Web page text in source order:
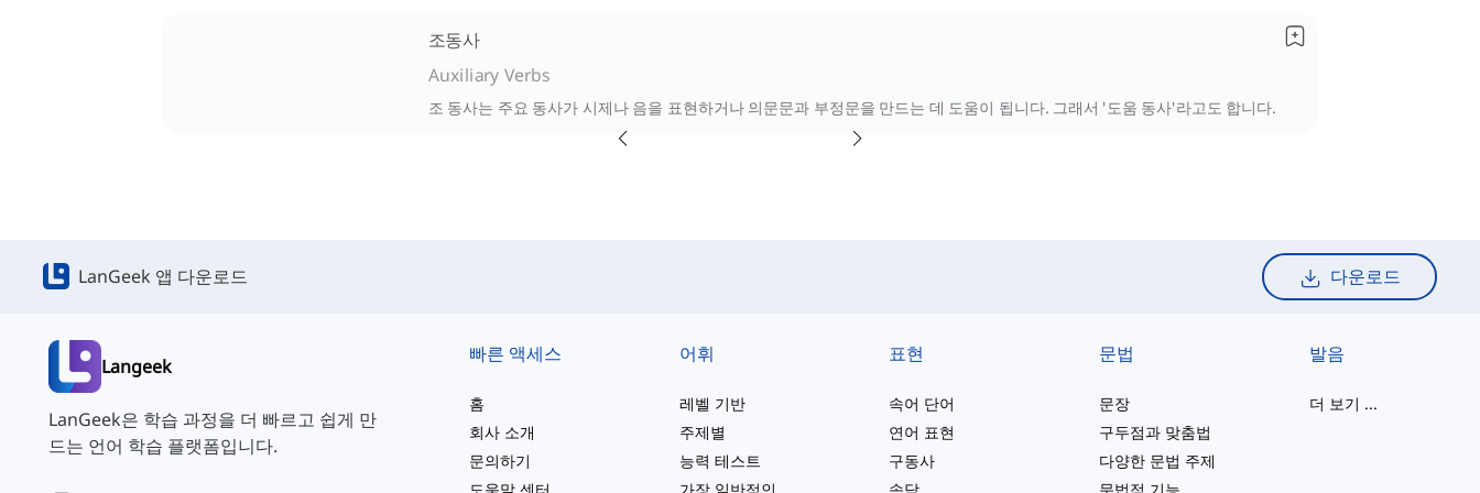
조동사
Auxiliary Verbs
조 동사는 주요 동사가 시제나 음을 표현하거나 의문문과 부정문을 만드는 데 도움이 됩니다. 그래서 '도움 동사'라고도 합니다.
LanGeek 앱 다운로드 다운로드
Langeek
LanGeek은 학습 과정을 더 빠르고 쉽게 만
드는 언어 학습 플랫폼입니다.
빠른 액세스
홈
회사 소개
문의하기
어휘
레벨 기반
주제별
능력 테스트
표현
속어 단어
연어 표현
구동사
문법
문장
구두점과 맞춤법
다양한 문법 주제
발음
더 보기 ...